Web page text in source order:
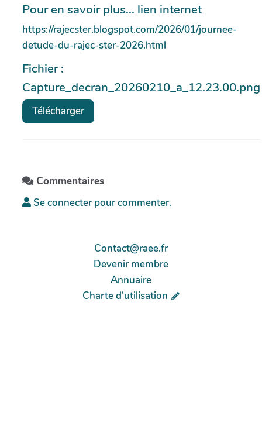
Pour en savoir plus... lien internet
https://rajecster.blogspot.com/2026/01/journee-
detude-du-rajec-ster-2026.html
Fichier :
Capture_decran_20260210_a_12.23.00.png
Télécharger
Commentaires
Se connecter pour commenter.
Contact@raee.fr
Devenir membre
Annuaire
Charte d'utilisation